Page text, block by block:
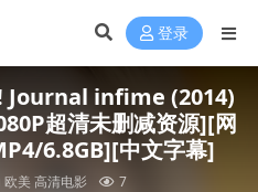
登录
Journal infime (2014)
超清未删减资源][网
6.8GB][中文字幕]
欧美高清电影 7